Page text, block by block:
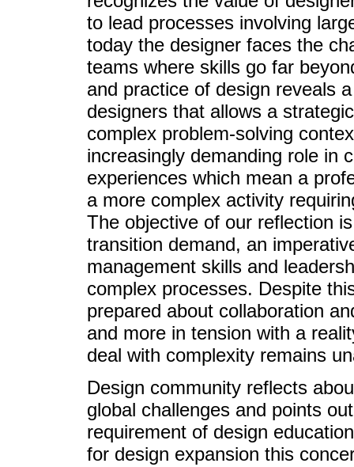
to lead processes involving
today the designer faces the
teams where skills go far
and practice of design reveals
designers that allows a
complex problem-solving
increasingly demanding role in
experiences which mean a
a more complex activity
The objective of our reflection
transition demand, an
management skills and
complex processes. Despite
prepared about collaboration
and more in tension with a
deal with complexity remains
Design community reflects
global challenges and points
requirement of design
for design expansion this